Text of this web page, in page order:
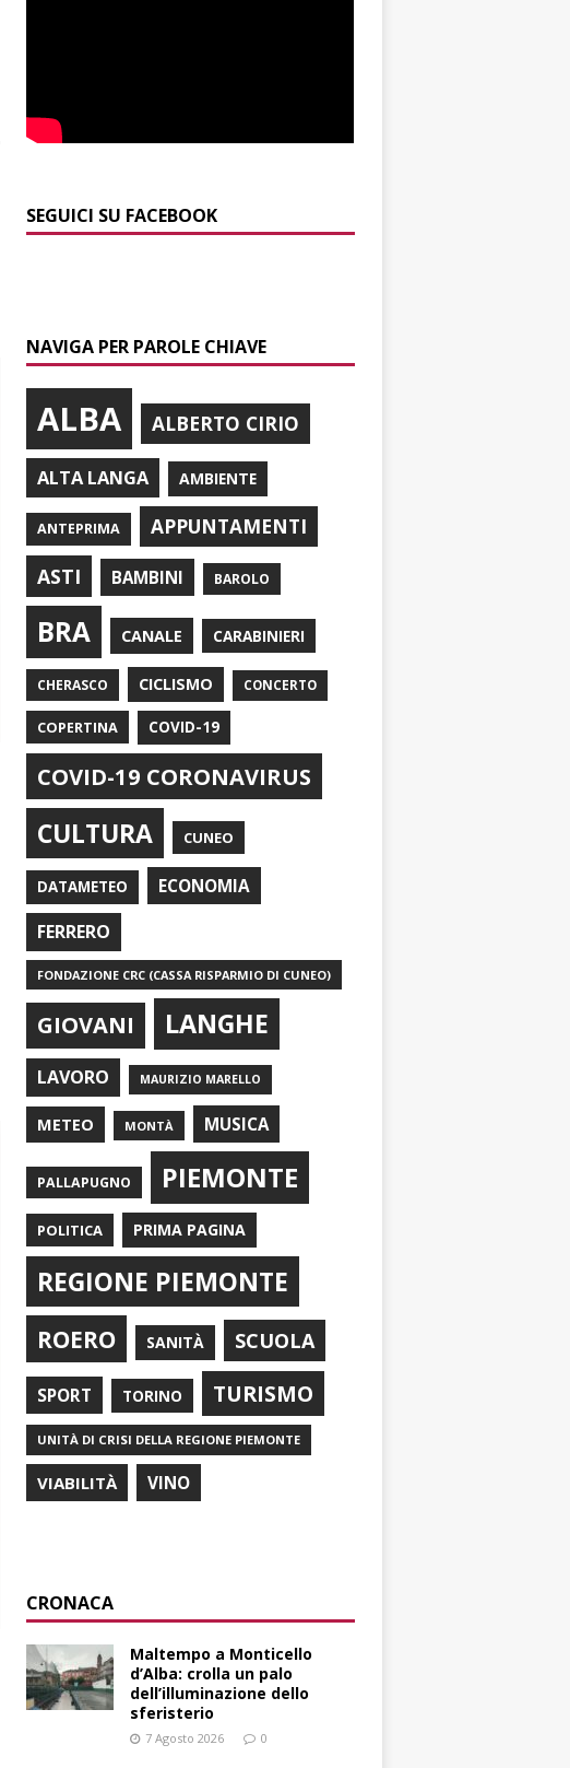
SEGUICI SU FACEBOOK
NAVIGA PER PAROLE CHIAVE
ALBA ALBERTO CIRIO
ALTA LANGA AMBIENTE
ANTEPRIMA
APPUNTAMENTI
ASTI
BAMBINI BAROLO
BRA CANALE CARABINIERI
CHERASCO CICLISMO CONCERTO
COPERTINA COVID-19
COVID-19 CORONAVIRUS
CULTURA CUNEO
DATAMETEO ECONOMIA
FERRERO
FONDAZIONE CRC (CASSA RISPARMIO DI CUNEO)
GIOVANI LANGHE
LAVORO MAURIZIO MARELLO
METEO MONTÀ MUSICA
PALLAPUGNO PIEMONTE
POLITICA PRIMA PAGINA
REGIONE PIEMONTE
ROERO SANITÀ SCUOLA
SPORT TORINO TURISMO
UNITÀ DI CRISI DELLA REGIONE PIEMONTE
VIABILITÀ VINO
CRONACA
Maltempo a Monticello
d’Alba: crolla un palo
dell’illuminazione dello
sferisterio
7 Agosto 2026 0